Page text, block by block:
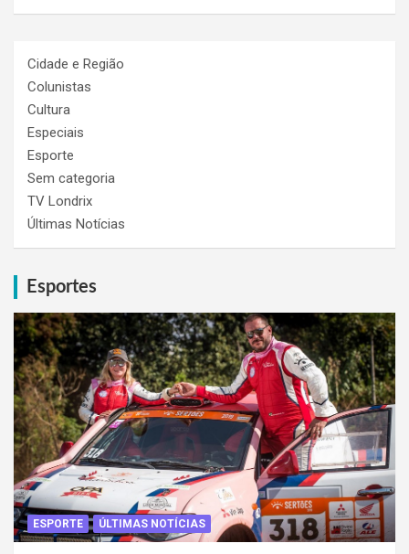
Cidade e Região
Colunistas
Cultura
Especiais
Esporte
Sem categoria
TV Londrix
Últimas Notícias
Esportes
ESPORTE ÚLTIMAS NOTÍCIAS